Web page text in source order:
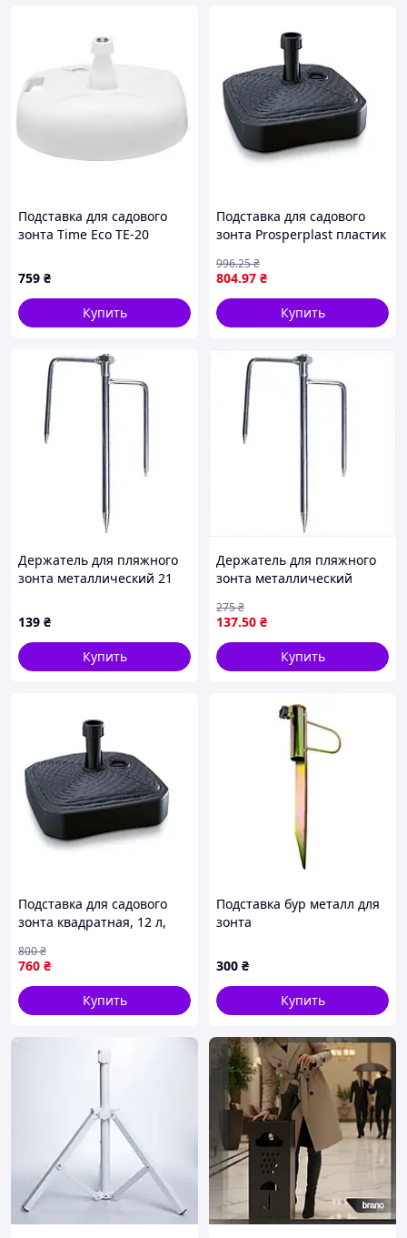
Подставка для садового
зонта Time Eco ТЕ-20
759 ₴
Купить
Подставка для садового
зонта Prosperplast пластик
804.97 ₴
996.25₴
Купить
Держатель для пляжного
зонта металлический 21
139 ₴
Купить
Держатель для пляжного
зонта металлический
фиксации в песке и грунте
21 см 300 г
137.50 ₴
275₴
Купить
Подставка для садового
зонта квадратная, 12 л,
760 ₴
800₴
Купить
Подставка бур металл для
зонта
300 ₴
Купить